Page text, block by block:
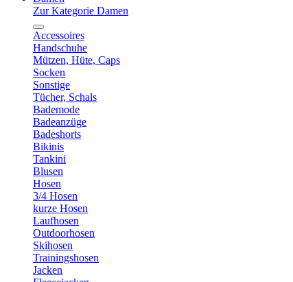
Zur Kategorie Damen
Accessoires
Handschuhe
Mützen, Hüte, Caps
Socken
Sonstige
Tücher, Schals
Bademode
Badeanzüge
Badeshorts
Bikinis
Tankini
Blusen
Hosen
3/4 Hosen
kurze Hosen
Laufhosen
Outdoorhosen
Skihosen
Trainingshosen
Jacken